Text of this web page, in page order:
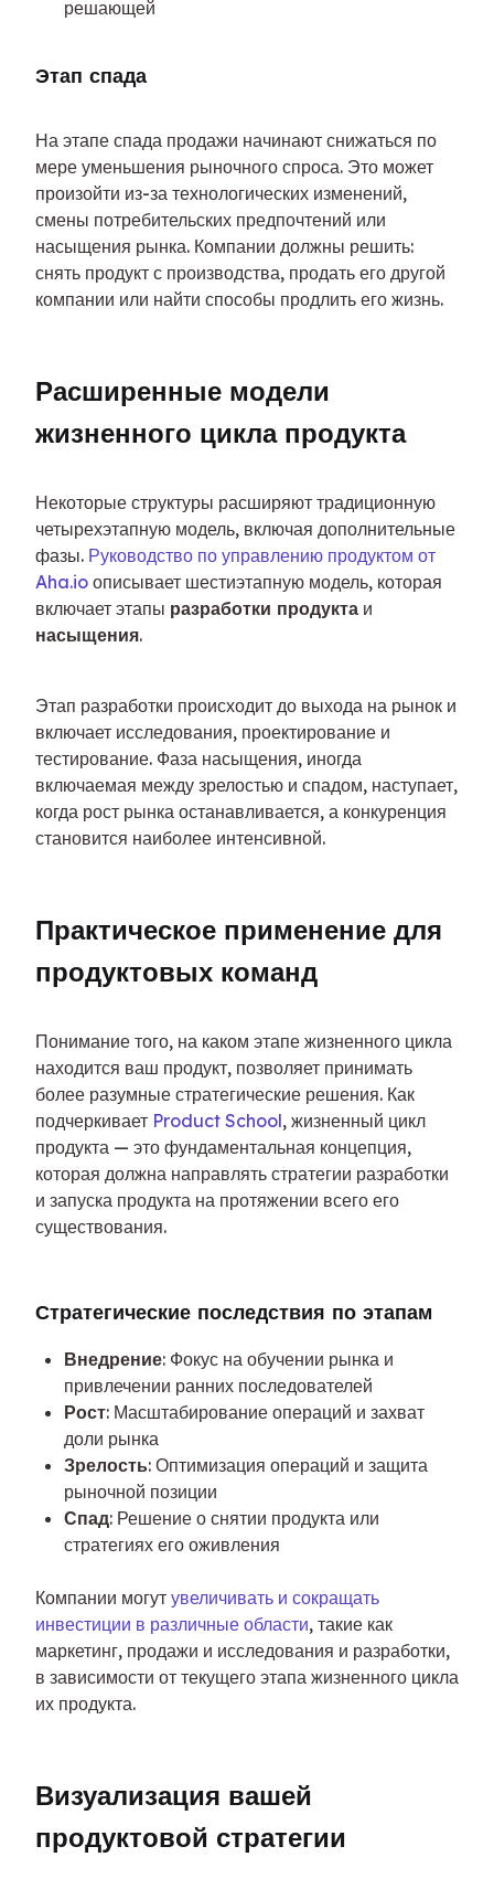
решающей
Этап спада
На этапе спада продажи начинают снижаться по
мере уменьшения рыночного спроса. Это может
произойти из-за технологических изменений,
смены потребительских предпочтений или
насыщения рынка. Компании должны решить:
снять продукт с производства, продать его другой
компании или найти способы продлить его жизнь.
Расширенные модели
жизненного цикла продукта
Некоторые структуры расширяют традиционную
четырехэтапную модель, включая дополнительные
фазы. Руководство по управлению продуктом от
Aha.io описывает шестиэтапную модель, которая
включает этапы разработки продукта
насыщения.
Этап разработки происходит до выхода на рынок и
включает исследования, проектирование и
тестирование. Фаза насыщения, иногда
включаемая между зрелостью и спадом, наступает,
когда рост рынка останавливается, а конкуренция
становится наиболее интенсивной.
Практическое применение для
продуктовых команд
Понимание того, на каком этапе жизненного цикла
находится ваш продукт, позволяет принимать
более разумные стратегические решения. Как
подчеркивает Product School, жизненный цикл
продукта — это фундаментальная концепция,
которая должна направлять стратегии разработки
и запуска продукта на протяжении всего его
существования.
Стратегические последствия по этапам
Внедрение: Фокус на обучении рынка и
привлечении ранних последователей
Рост: Масштабирование операций и захват
доли рынка
Зрелость: Оптимизация операций и защита
рыночной позиции
Спад: Решение о снятии продукта или
стратегиях его оживления
Компании могут увеличивать и сокращать
инвестиции в различные области, такие как
маркетинг, продажи и исследования и разработки,
в зависимости от текущего этапа жизненного цикла
их продукта.
Визуализация вашей
продуктовой стратегии